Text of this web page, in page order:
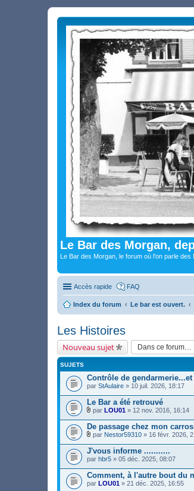
Le Bar des Morgan,
Le Bar des Morgan, le forum où l'on parle des
Accès rapide FAQ
Index du forum Le bar est ouvert.
Les Histoires
Nouveau sujet
SUJETS
Contrôle de
par StAulaire » 10 juil. 2026, 18:17
Le Bar a été retrouvé
F
i
c
h
i
e
r
s
)
j
par LOU01 » 12 nov. 2016, 16:14
De passage chez mon
F
i
c
h
i
e
r
par Nestor59310 » 16 févr. 2026,
J'vous informe ...........
par hbr5 » 05 déc. 2025, 08:07
Comment, à l'autre bout du
par LOU01 » 21 déc. 2025, 16:55